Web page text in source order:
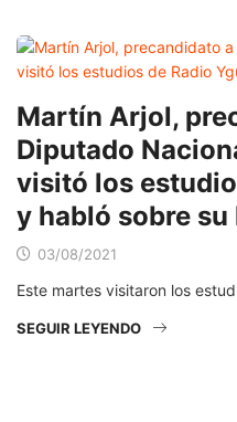
Martín Arjol,
Diputado
visitó los
y habló sobre su
03/08/2021
Este martes visitaron los
SEGUIR LEYENDO